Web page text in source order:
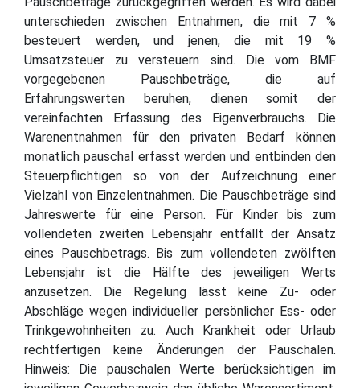
unterschieden zwischen Entnahmen, die mit 7 %
besteuert werden, und jenen, die mit 19 %
Umsatzsteuer zu versteuern sind. Die vom BMF
vorgegebenen Pauschbeträge, die auf
Erfahrungswerten beruhen, dienen somit der
vereinfachten Erfassung des Eigenverbrauchs. Die
Warenentnahmen für den privaten Bedarf können
monatlich pauschal erfasst werden und entbinden den
Steuerpflichtigen so von der Aufzeichnung einer
Vielzahl von Einzelentnahmen. Die Pauschbeträge sind
Jahreswerte für eine Person. Für Kinder bis zum
vollendeten zweiten Lebensjahr entfällt der Ansatz
eines Pauschbetrags. Bis zum vollendeten zwölften
Lebensjahr ist die Hälfte des jeweiligen Werts
anzusetzen. Die Regelung lässt keine Zu- oder
Abschläge wegen individueller persönlicher Ess- oder
Trinkgewohnheiten zu. Auch Krankheit oder Urlaub
rechtfertigen keine Änderungen der Pauschalen.
Hinweis: Die pauschalen Werte berücksichtigen im